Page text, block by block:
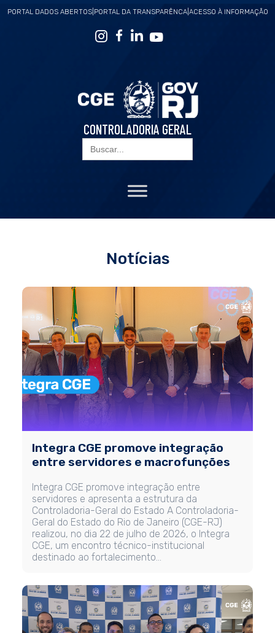
PORTAL DADOS ABERTOS| PORTAL DA TRANSPARÊNCA| ACESSO À INFORMAÇÃO
CONTROLADORIA GERAL
Search
for:
Notícias
Integra CGE promove integração
entre servidores e macrofunções
Integra CGE promove integração entre
servidores e apresenta a estrutura da
Controladoria-Geral do Estado A Controladoria-
Geral do Estado do Rio de Janeiro (CGE-RJ)
realizou, no dia 22 de julho de 2026, o Integra
CGE, um encontro técnico-institucional
destinado ao fortalecimento…